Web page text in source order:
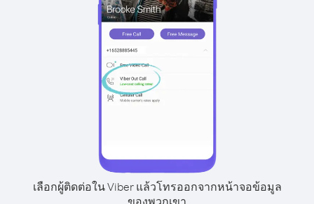
เลือกผู้ติดต่อใน Viber แล้วโทรออกจากหน้าจอข้อมูล
ของพวกเขา